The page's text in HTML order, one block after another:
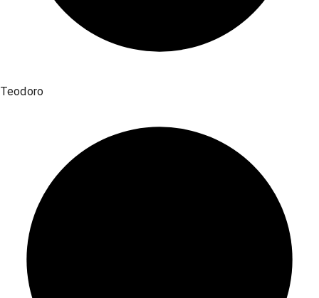
Teodoro